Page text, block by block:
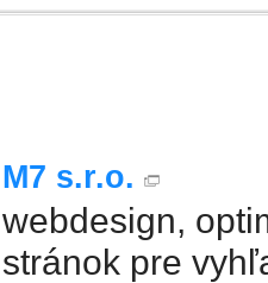
M7 s.r.o.
webdesign,
stránok pre